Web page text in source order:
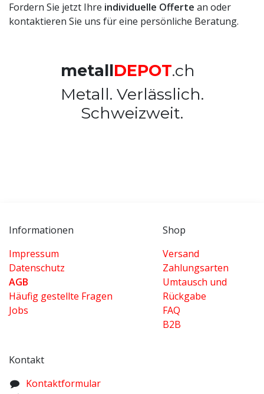
Fordern Sie jetzt Ihre individuelle Offerte an oder
kontaktieren Sie uns für eine persönliche Beratung.
metallDEPOT.ch
Metall. Verlässlich.
Schweizweit.
Informationen
Impressum
Datenschutz
AGB
Häufig gestellte Fragen
Jobs
Shop
Versand
Zahlungsarten
Umtausch und
Rückgabe
FAQ
B2B
Kontakt
K​ontaktformular